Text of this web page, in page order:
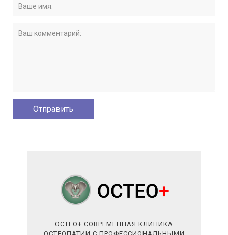
ОСТЕО+ СОВРЕМЕННАЯ КЛИНИКА